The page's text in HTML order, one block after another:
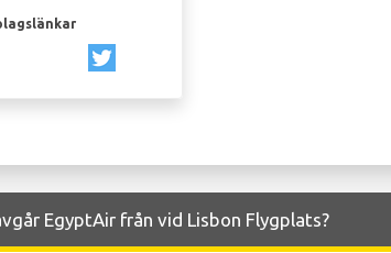
EgyptAir från vid Lisbon Flygplats?